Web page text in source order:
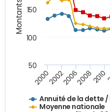
Annuité de la dette
Moyenne nationale
20002002200620082010
50
100
150